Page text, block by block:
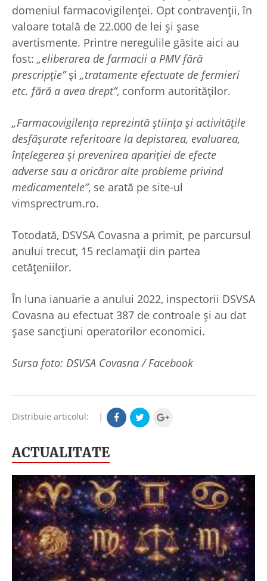
domeniul farmacovigilenței. Opt contravenții, în
valoare totală de 22.000 de lei și șase
avertismente. Printre neregulile găsite aici au
fost: „eliberarea de farmacii a PMV fără
prescripție”și „tratamente efectuate de fermieri
etc. fără a avea drept”, conform autorităților.
„Farmacovigilența reprezintă știința și activitățile
desfășurate referitoare la depistarea, evaluarea,
înțelegerea și prevenirea apariției de efecte
adverse sau a oricăror alte probleme privind
medicamentele”, se arată pe site-ul
vimsprectrum.ro.
Totodată, DSVSA Covasna a primit, pe parcursul
anului trecut, 15 reclamații din partea
cetățeniilor.
În luna ianuarie a anului 2022, inspectorii DSVSA
Covasna au efectuat 387 de controale și au dat
șase sancțiuni operatorilor economici.
Sursa foto: DSVSA Covasna / Facebook
Distribuie articolul: |
ACTUALITATE